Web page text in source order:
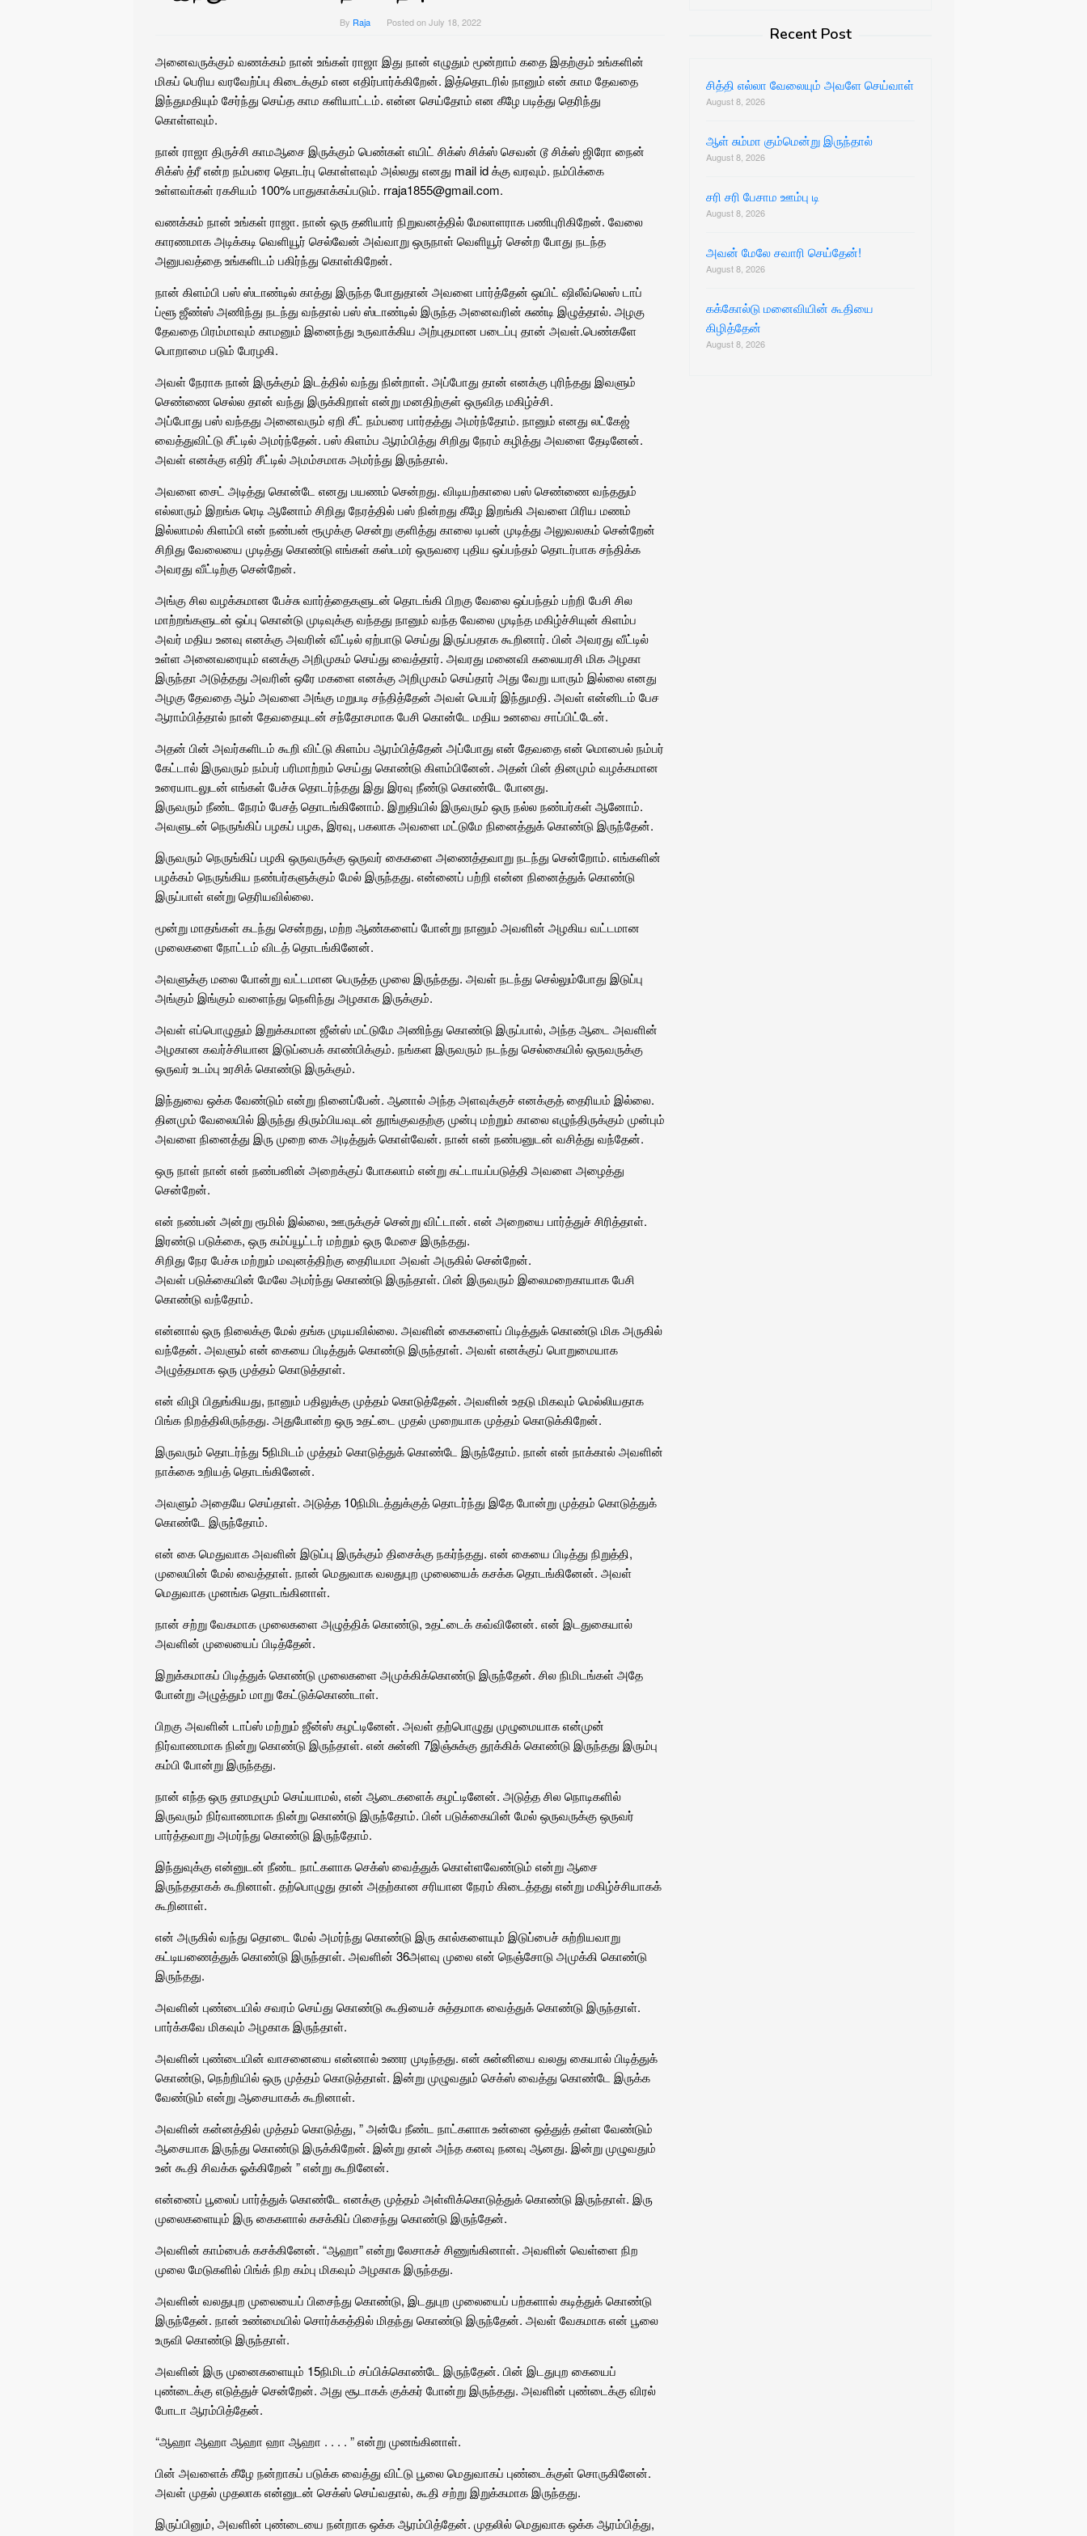
By Raja Posted onJuly 18, 2022
அனைவருக்கும் வணக்கம் நான் உங்கள் ராஜா இது நான் எழுதும் மூன்றாம் கதை இதற்கும் உங்களின்
மிகப் பெரிய வரவேற்ப்பு கிடைக்கும் என எதிர்பார்க்கிறேன். இத்தொடரில் நானும் என் காம தேவதை
இந்துமதியும் சேர்ந்து செய்த காம களியாட்டம். என்ன செய்தோம் என கீழே படித்து தெரிந்து
கொள்ளவும்.
நான் ராஜா திருச்சி காமஆசை இருக்கும் பெண்கள் எயிட் சிக்ஸ் சிக்ஸ் செவன் டூ சிக்ஸ் ஜிரோ நைன்
சிக்ஸ் த்ரீ என்ற நம்பரை தொடர்பு கொள்ளவும் அல்லது எனது mail id க்கு வரவும். நம்பிக்கை
உள்ளவா்கள் ரகசியம் 100% பாதுகாக்கப்படும். rraja1855@gmail.com.
வணக்கம் நான் உங்கள் ராஜா. நான் ஒரு தனியார் நிறுவனத்தில் மேலாளராக பணிபுரிகிறேன். வேலை
காரணமாக அடிக்கடி வெளியூர் செல்வேன் அவ்வாறு ஒருநாள் வெளியூர் சென்ற போது நடந்த
அனுபவத்தை உங்களிடம் பகிர்ந்து கொள்கிறேன்.
நான் கிளம்பி பஸ் ஸ்டாண்டில் காத்து இருந்த போதுதான் அவளை பார்த்தேன் ஒயிட் ஷிலீவ்லெஸ் டாப்
ப்ளூ ஜீண்ஸ் அணிந்து நடந்து வந்தால் பஸ் ஸ்டாண்டில் இருந்த அனைவரின் சுண்டி இழுத்தால். அழகு
தேவதை பிரம்மாவும் காமனும் இனைந்து உருவாக்கிய அற்புதமான படைப்பு தான் அவள்.பெண்களே
பொறாமை படும் பேரழகி.
அவள் நேராக நான் இருக்கும் இடத்தில் வந்து நின்றாள். அப்போது தான் எனக்கு புரிந்தது இவளும்
செண்ணை செல்ல தான் வந்து இருக்கிறாள் என்று மனதிற்குள் ஒருவித மகிழ்ச்சி.
அப்போது பஸ் வந்தது அனைவரும் ஏறி சீட் நம்பரை பார்தத்து அமர்ந்தோம். நானும் எனது லட்கேஜ்
வைத்துவிட்டு சீட்டில் அமர்ந்தேன். பஸ் கிளம்ப ஆரம்பித்து சிறிது நேரம் கழித்து அவளை தேடினேன்.
அவள் எனக்கு எதிர் சீட்டில் அமம்சமாக அமர்ந்து இருந்தால்.
அவளை சைட் அடித்து கொன்டே எனது பயணம் சென்றது. விடியற்காலை பஸ் செண்ணை வந்ததும்
எல்லாரும் இறங்க ரெடி ஆனோம் சிறிது நேரத்தில் பஸ் நின்றது கீழே இறங்கி அவளை பிரிய மணம்
இல்லாமல் கிளம்பி என் நண்பன் ரூமுக்கு சென்று குளித்து காலை டிபன் முடித்து அலுவலகம் சென்றேன்
சிறிது வேலையை முடித்து கொண்டு எங்கள் கஸ்டமர் ஒருவரை புதிய ஒப்பந்தம் தொடர்பாக சந்திக்க
அவரது வீட்டிற்கு சென்றேன்.
அங்கு சில வழக்கமான பேச்சு வார்த்தைகளுடன் தொடங்கி பிறகு வேலை ஒப்பந்தம் பற்றி பேசி சில
மாற்றங்களுடன் ஒப்பு கொன்டு முடிவுக்கு வந்தது நானும் வந்த வேலை முடிந்த மகிழ்ச்சியுன் கிளம்ப
அவர் மதிய உனவு எனக்கு அவரின் வீட்டில் ஏற்பாடு செய்து இருப்பதாக கூறினார். பின் அவரது வீட்டில்
உள்ள அனைவரையும் எனக்கு அறிமுகம் செய்து வைத்தார். அவரது மனைவி கலையரசி மிக அழகா
இருந்தா அடுத்தது அவரின் ஒரே மகளை எனக்கு அறிமுகம் செய்தார் அது வேறு யாரும் இல்லை எனது
அழகு தேவதை ஆம் அவளை அங்கு மறுபடி சந்தித்தேன் அவள் பெயர் இந்துமதி. அவள் என்னிடம் பேச
ஆராம்பித்தால் நான் தேவதையுடன் சந்தோசமாக பேசி கொன்டே மதிய உனவை சாப்பிட்டேன்.
அதன் பின் அவர்களிடம் கூறி விட்டு கிளம்ப ஆரம்பித்தேன் அப்போது என் தேவதை என் மொபைல் நம்பர்
கேட்டால் இருவரும் நம்பர் பரிமாற்றம் செய்து கொண்டு கிளம்பினேன். அதன் பின் தினமும் வழக்கமான
உரையாடலுடன் எங்கள் பேச்சு தொடர்ந்தது இது இரவு நீண்டு கொண்டே போனது.
இருவரும் நீண்ட நேரம் பேசத் தொடங்கினோம். இறுதியில் இருவரும் ஒரு நல்ல நண்பர்கள் ஆனோம்.
அவளுடன் நெருங்கிப் பழகப் பழக, இரவு, பகலாக அவளை மட்டுமே நினைத்துக் கொண்டு இருந்தேன்.
இருவரும் நெருங்கிப் பழகி ஒருவருக்கு ஒருவர் கைகளை அணைத்தவாறு நடந்து சென்றோம். எங்களின்
பழக்கம் நெருங்கிய நண்பர்களுக்கும் மேல் இருந்தது. என்னைப் பற்றி என்ன நினைத்துக் கொண்டு
இருப்பாள் என்று தெரியவில்லை.
மூன்று மாதங்கள் கடந்து சென்றது, மற்ற ஆண்களைப் போன்று நானும் அவளின் அழகிய வட்டமான
முலைகளை நோட்டம் விடத் தொடங்கினேன்.
அவளுக்கு மலை போன்று வட்டமான பெருத்த முலை இருந்தது. அவள் நடந்து செல்லும்போது இடுப்பு
அங்கும் இங்கும் வளைந்து நெளிந்து அழகாக இருக்கும்.
அவள் எப்பொழுதும் இறுக்கமான ஜீன்ஸ் மட்டுமே அணிந்து கொண்டு இருப்பால், அந்த ஆடை அவளின்
அழகான கவர்ச்சியான இடுப்பைக் காண்பிக்கும். நங்கள இருவரும் நடந்து செல்கையில் ஒருவருக்கு
ஒருவர் உடம்பு உரசிக் கொண்டு இருக்கும்.
இந்துவை ஒக்க வேண்டும் என்று நினைப்பேன். ஆனால் அந்த அளவுக்குச் எனக்குத் தைரியம் இல்லை.
தினமும் வேலையில் இருந்து திரும்பியவுடன் தூங்குவதற்கு முன்பு மற்றும் காலை எழுந்திருக்கும் முன்பும்
அவளை நினைத்து இரு முறை கை அடித்துக் கொள்வேன். நான் என் நண்பனுடன் வசித்து வந்தேன்.
ஒரு நாள் நான் என் நண்பனின் அறைக்குப் போகலாம் என்று கட்டாயப்படுத்தி அவளை அழைத்து
சென்றேன்.
என் நண்பன் அன்று ரூமில் இல்லை, ஊருக்குச் சென்று விட்டான். என் அறையை பார்த்துச் சிரித்தாள்.
இரண்டு படுக்கை, ஒரு கம்ப்யூட்டர் மற்றும் ஒரு மேசை இருந்தது.
சிறிது நேர பேச்சு மற்றும் மவுனத்திற்கு தைரியமா அவள் அருகில் சென்றேன்.
அவள் படுக்கையின் மேலே அமர்ந்து கொண்டு இருந்தாள். பின் இருவரும் இலைமறைகாயாக பேசி
கொண்டு வந்தோம்.
என்னால் ஒரு நிலைக்கு மேல் தங்க முடியவில்லை. அவளின் கைகளைப் பிடித்துக் கொண்டு மிக அருகில்
வந்தேன். அவளும் என் கையை பிடித்துக் கொண்டு இருந்தாள். அவள் எனக்குப் பொறுமையாக
அழுத்தமாக ஒரு முத்தம் கொடுத்தாள்.
என் விழி பிதுங்கியது, நானும் பதிலுக்கு முத்தம் கொடுத்தேன். அவளின் உதடு மிகவும் மெல்லியதாக
பிங்க நிறத்திலிருந்தது. அதுபோன்ற ஒரு உதட்டை முதல் முறையாக முத்தம் கொடுக்கிறேன்.
இருவரும் தொடர்ந்து 5நிமிடம் முத்தம் கொடுத்துக் கொண்டே இருந்தோம். நான் என் நாக்கால் அவளின்
நாக்கை உறியத் தொடங்கினேன்.
அவளும் அதையே செய்தாள். அடுத்த 10நிமிடத்துக்குத் தொடர்ந்து இதே போன்று முத்தம் கொடுத்துக்
கொண்டே இருந்தோம்.
என் கை மெதுவாக அவளின் இடுப்பு இருக்கும் திசைக்கு நகர்ந்தது. என் கையை பிடித்து நிறுத்தி,
முலையின் மேல் வைத்தாள். நான் மெதுவாக வலதுபுற முலையைக் கசக்க தொடங்கினேன். அவள்
மெதுவாக முனங்க தொடங்கினாள்.
நான் சற்று வேகமாக முலைகளை அழுத்திக் கொண்டு, உதட்டைக் கவ்வினேன். என் இடதுகையால்
அவளின் முலையைப் பிடித்தேன்.
இறுக்கமாகப் பிடித்துக் கொண்டு முலைகளை அமுக்கிக்கொண்டு இருந்தேன். சில நிமிடங்கள் அதே
போன்று அழுத்தும் மாறு கேட்டுக்கொண்டாள்.
பிறகு அவளின் டாப்ஸ் மற்றும் ஜீன்ஸ் கழட்டினேன். அவள் தற்பொழுது முழுமையாக என்முன்
நிர்வாணமாக நின்று கொண்டு இருந்தாள். என் சுன்னி 7இஞ்சுக்கு தூக்கிக் கொண்டு இருந்தது இரும்பு
கம்பி போன்று இருந்தது.
நான் எந்த ஒரு தாமதமும் செய்யாமல், என் ஆடைகளைக் கழட்டினேன். அடுத்த சில நொடிகளில்
இருவரும் நிர்வாணமாக நின்று கொண்டு இருந்தோம். பின் படுக்கையின் மேல் ஒருவருக்கு ஒருவர்
பார்த்தவாறு அமர்ந்து கொண்டு இருந்தோம்.
இந்துவுக்கு என்னுடன் நீண்ட நாட்களாக செக்ஸ் வைத்துக் கொள்ளவேண்டும் என்று ஆசை
இருந்ததாகக் கூறினாள். தற்பொழுது தான் அதற்கான சரியான நேரம் கிடைத்தது என்று மகிழ்ச்சியாகக்
கூறினாள்.
என் அருகில் வந்து தொடை மேல் அமர்ந்து கொண்டு இரு கால்களையும் இடுப்பைச் சுற்றியவாறு
கட்டியணைத்துக் கொண்டு இருந்தாள். அவளின் 36அளவு முலை என் நெஞ்சோடு அமுக்கி கொண்டு
இருந்தது.
அவளின் புண்டையில் சவரம் செய்து கொண்டு கூதியைச் சுத்தமாக வைத்துக் கொண்டு இருந்தாள்.
பார்க்கவே மிகவும் அழகாக இருந்தாள்.
அவளின் புண்டையின் வாசனையை என்னால் உணர முடிந்தது. என் சுன்னியை வலது கையால் பிடித்துக்
கொண்டு, நெற்றியில் ஒரு முத்தம் கொடுத்தாள். இன்று முழுவதும் செக்ஸ் வைத்து கொண்டே இருக்க
வேண்டும் என்று ஆசையாகக் கூறினாள்.
அவளின் கன்னத்தில் முத்தம் கொடுத்து, ” அன்பே நீண்ட நாட்களாக உன்னை ஒத்துத் தள்ள வேண்டும்
ஆசையாக இருந்து கொண்டு இருக்கிறேன். இன்று தான் அந்த கனவு நனவு ஆனது. இன்று முழுவதும்
உன் கூதி சிவக்க ஓக்கிறேன் ” என்று கூறினேன்.
என்னைப் பூலைப் பார்த்துக் கொண்டே எனக்கு முத்தம் அள்ளிக்கொடுத்துக் கொண்டு இருந்தாள். இரு
முலைகளையும் இரு கைகளால் கசக்கிப் பிசைந்து கொண்டு இருந்தேன்.
அவளின் காம்பைக் கசக்கினேன். “ஆஹா” என்று லேசாகச் சிணுங்கினாள். அவளின் வெள்ளை நிற
முலை மேடுகளில் பிங்க் நிற கம்பு மிகவும் அழகாக இருந்தது.
அவளின் வலதுபுற முலையைப் பிசைந்து கொண்டு, இடதுபுற முலையைப் பற்களால் கடித்துக் கொண்டு
இருந்தேன். நான் உண்மையில் சொர்க்கத்தில் மிதந்து கொண்டு இருந்தேன். அவள் வேகமாக என் பூலை
உருவி கொண்டு இருந்தாள்.
அவளின் இரு முனைகளையும் 15நிமிடம் சப்பிக்கொண்டே இருந்தேன். பின் இடதுபுற கையைப்
புண்டைக்கு எடுத்துச் சென்றேன். அது சூடாகக் குக்கர் போன்று இருந்தது. அவளின் புண்டைக்கு விரல்
போடா ஆரம்பித்தேன்.
“ஆஹா ஆஹா ஆஹா ஹா ஆஹா . . . . ” என்று முனங்கினாள்.
பின் அவளைக் கீழே நன்றாகப் படுக்க வைத்து விட்டு பூலை மெதுவாகப் புண்டைக்குள் சொருகினேன்.
அவள் முதல் முதலாக என்னுடன் செக்ஸ் செய்வதால், கூதி சற்று இறுக்கமாக இருந்தது.
இருப்பினும், அவளின் புண்டையை நன்றாக ஒக்க ஆரம்பித்தேன். முதலில் மெதுவாக ஒக்க ஆரம்பித்து,
Recent Post
சித்தி எல்லா வேலையும் அவளே செய்வாள்
August 8, 2026
ஆள் சும்மா கும்மென்று இருந்தால்
August 8, 2026
சரி சரி பேசாம ஊம்பு டி
August 8, 2026
அவன் மேலே சவாரி செய்தேன்!
August 8, 2026
கக்கோல்டு மனைவியின் கூதியை
கிழித்தேன்
August 8, 2026